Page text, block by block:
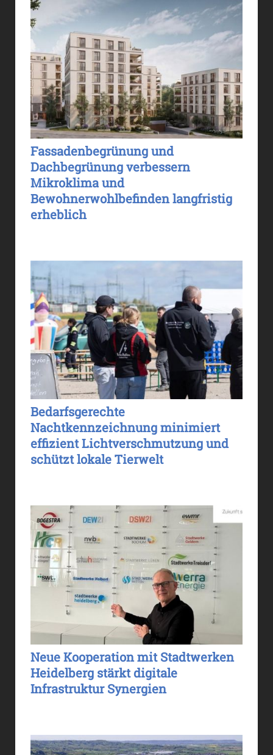
Fassadenbegrünung und
Dachbegrünung verbessern
Mikroklima und
Bewohnerwohlbefinden langfristig
erheblich
Bedarfsgerechte
Nachtkennzeichnung minimiert
effizient Lichtverschmutzung und
schützt lokale Tierwelt
Neue Kooperation mit Stadtwerken
Heidelberg stärkt digitale
Infrastruktur Synergien